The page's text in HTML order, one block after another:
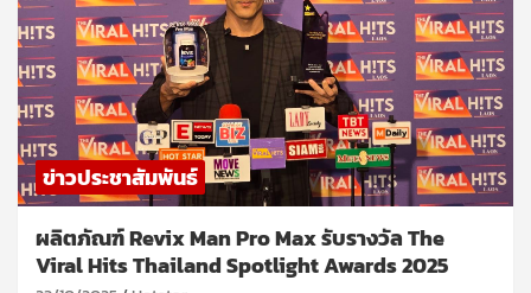
ข่าวประชาสัมพันธ์
ผลิตภัณฑ์ Revix Man Pro Max รับรางวัล The
Viral Hits Thailand Spotlight Awards 2025